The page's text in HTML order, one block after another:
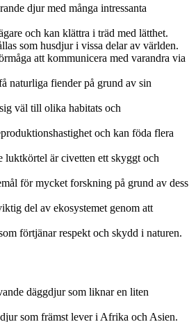
djur med många intressanta
och kan klättra i träd med lätthet.
som husdjur i vissa delar av världen.
att kommunicera med varandra via
naturliga fiender på grund av sin
väl till olika habitats och
och kan föda flera
luktkörtel är civetten ett skyggt och
för mycket forskning på grund av dess
del av ekosystemet genom att
förtjänar respekt och skydd i naturen.
däggdjur som liknar en liten
som främst lever i Afrika och Asien.